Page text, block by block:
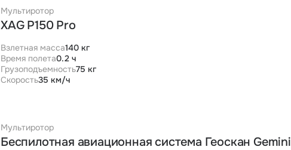
Мультиротор
XAG P150 Pro
Взлетная масса140 кг
Время полета0.2 ч
Грузоподъемность75 кг
Скорость35 км/ч
Мультиротор
Беспилотная авиационная система Геоскан Gemini